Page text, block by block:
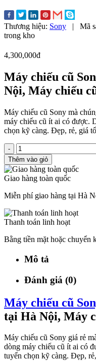
Thương hiệu: Sony | Mã
trong kho
4,300,000đ
Máy chiếu cũ
Nội, Máy chiếu
Máy chiếu cũ Sony mà
máy chiếu cũ ít ai có được.
chọn kỹ càng. Đẹp, rẻ, giá
-
Thêm vào giỏ
Giao hàng toàn quốc
Miễn phí giao hàng tại Hà
Thanh toán linh hoạt
Bằng tiền mặt hoặc chuyển
Mô tả
Đánh giá (0)
Máy chiếu cũ
tại Hà Nội, Máy
Máy chiếu cũ Sony giá rẻ
dòng máy chiếu cũ ít ai có
tuyển chọn kỹ càng. Đẹp,